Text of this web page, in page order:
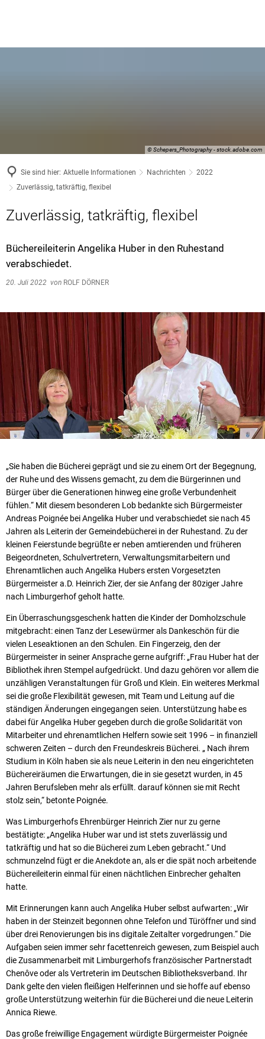
© Schepers_Photography - stock.adobe.com
Sie sind hier: Aktuelle Informationen Nachrichten
2022
Zuverlässig, tatkräftig, flexibel
Zuverlässig, tatkräftig, flexibel
Büchereileiterin Angelika Huber in den Ruhestand
verabschiedet.
20. Juli 2022 von ROLF DÖRNER
„Sie haben die Bücherei geprägt und sie zu einem Ort der Begegnung,
der Ruhe und des Wissens gemacht, zu dem die Bürgerinnen und
Bürger über die Generationen hinweg eine große Verbundenheit
fühlen.“ Mit diesem besonderen Lob bedankte sich Bürgermeister
Andreas Poignée bei Angelika Huber und verabschiedet sie nach 45
Jahren als Leiterin der Gemeindebücherei in der Ruhestand. Zu der
kleinen Feierstunde begrüßte er neben amtierenden und früheren
Beigeordneten, Schulvertretern, Verwaltungsmitarbeitern und
Ehrenamtlichen auch Angelika Hubers ersten Vorgesetzten
Bürgermeister a.D. Heinrich Zier, der sie Anfang der 80ziger Jahre
nach Limburgerhof geholt hatte.
Ein Überraschungsgeschenk hatten die Kinder der Domholzschule
mitgebracht: einen Tanz der Lesewürmer als Dankeschön für die
vielen Leseaktionen an den Schulen. Ein Fingerzeig, den der
Bürgermeister in seiner Ansprache gerne aufgriff: „Frau Huber hat der
Bibliothek ihren Stempel aufgedrückt. Und dazu gehören vor allem die
unzähligen Veranstaltungen für Groß und Klein. Ein weiteres Merkmal
sei die große Flexibilität gewesen, mit Team und Leitung auf die
ständigen Änderungen eingegangen seien. Unterstützung habe es
dabei für Angelika Huber gegeben durch die große Solidarität von
Mitarbeiter und ehrenamtlichen Helfern sowie seit 1996 – in finanziell
schweren Zeiten – durch den Freundeskreis Bücherei. „ Nach ihrem
Studium in Köln haben sie als neue Leiterin in den neu eingerichteten
Büchereiräumen die Erwartungen, die in sie gesetzt wurden, in 45
Jahren Berufsleben mehr als erfüllt. darauf können sie mit Recht
stolz sein,“ betonte Poignée.
Was Limburgerhofs Ehrenbürger Heinrich Zier nur zu gerne
bestätigte: „Angelika Huber war und ist stets zuverlässig und
tatkräftig und hat so die Bücherei zum Leben gebracht.“ Und
schmunzelnd fügt er die Anekdote an, als er die spät noch arbeitende
Büchereileiterin einmal für einen nächtlichen Einbrecher gehalten
hatte.
Mit Erinnerungen kann auch Angelika Huber selbst aufwarten: „Wir
haben in der Steinzeit begonnen ohne Telefon und Türöffner und sind
über drei Renovierungen bis ins digitale Zeitalter vorgedrungen.“ Die
Aufgaben seien immer sehr facettenreich gewesen, zum Beispiel auch
die Zusammenarbeit mit Limburgerhofs französischer Partnerstadt
Chenôve oder als Vertreterin im Deutschen Bibliotheksverband. Ihr
Dank gelte den vielen fleißigen Helferinnen und sie hoffe auf ebenso
große Unterstützung weiterhin für die Bücherei und die neue Leiterin
Annica Riewe.
Das große freiwillige Engagement würdigte Bürgermeister Poignée